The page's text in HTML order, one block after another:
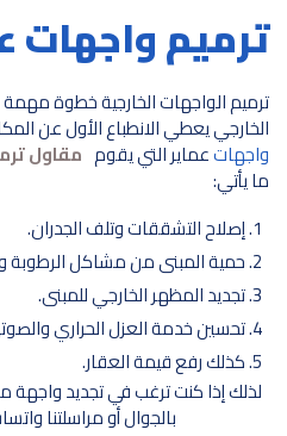
ترميم واجهات
ترميم الواجهات الخارجية خطوة
الخارجي يعطي الانطباع الأول عن
واجهاتعماير التي يقوم مقاول
ما يأتي:
إصلاح التشققات وتلف الجدران.
حمية المبنى من مشاكل الرطوبة
تجديد المظهر الخارجي للمبنى.
تحسين خدمة العزل الحراري
كذلك رفع قيمة العقار.
لذلك إذا كنت ترغب في تجديد واجهة
بالجوال أو مراسلتنا